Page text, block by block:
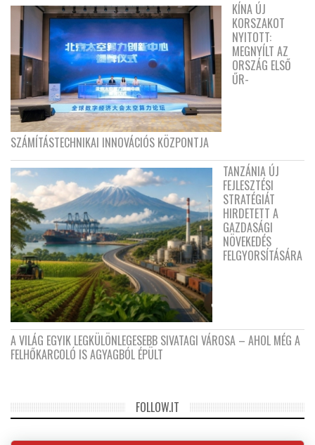
KÍNA ÚJ
KORSZAKOT
NYITOTT:
MEGNYÍLT AZ
ORSZÁG ELSŐ
ŰR-
SZÁMÍTÁSTECHNIKAI INNOVÁCIÓS KÖZPONTJA
TANZÁNIA ÚJ
FEJLESZTÉSI
STRATÉGIÁT
HIRDETETT A
GAZDASÁGI
NÖVEKEDÉS
FELGYORSÍTÁSÁRA
A VILÁG EGYIK LEGKÜLÖNLEGESEBB SIVATAGI VÁROSA – AHOL MÉG A
FELHŐKARCOLÓ IS AGYAGBÓL ÉPÜLT
FOLLOW.IT